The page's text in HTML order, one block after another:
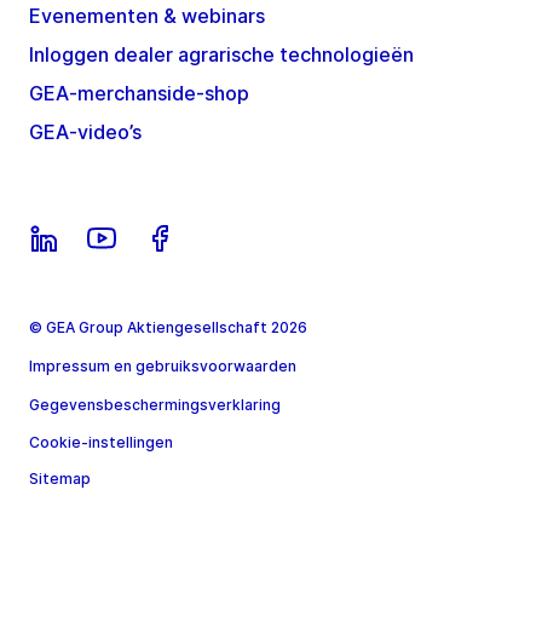
Evenementen & webinars
Inloggen dealer agrarische technologieën
GEA-merchanside-shop
GEA-video’s
© GEA Group Aktiengesellschaft 2026
Impressum en gebruiksvoorwaarden
Gegevensbeschermingsverklaring
Cookie-instellingen
Sitemap